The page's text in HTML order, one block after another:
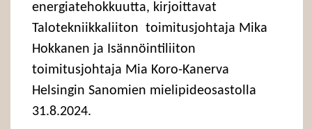
energiatehokkuutta, kirjoittavat
Talotekniikkaliiton toimitusjohtaja Mika
Hokkanen ja Isännöintiliiton
toimitusjohtaja Mia Koro-Kanerva
Helsingin Sanomien mielipideosastolla
31.8.2024.